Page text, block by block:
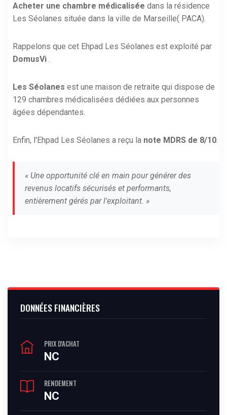
Acheter une chambre médicalisée dans la résidence
Les Séolanes située dans la ville de Marseille( PACA).
Rappelons que cet Ehpad Les Séolanes est exploité par
DomusVi
Les Séolanes est une maison de retraite qui dispose de
129 chambres médicalisées dédiées aux personnes
âgées dépendantes.
Enfin, l'Ehpad Les Séolanes a reçu la note MDRS de 8/10
« Une opportunité clé en main pour générer des
revenus locatifs sécurisés et performants,
entièrement gérés par l'exploitant. »
DONNÉES FINANCIÈRES
PRIX D'ACHAT
NC
RENDEMENT
NC